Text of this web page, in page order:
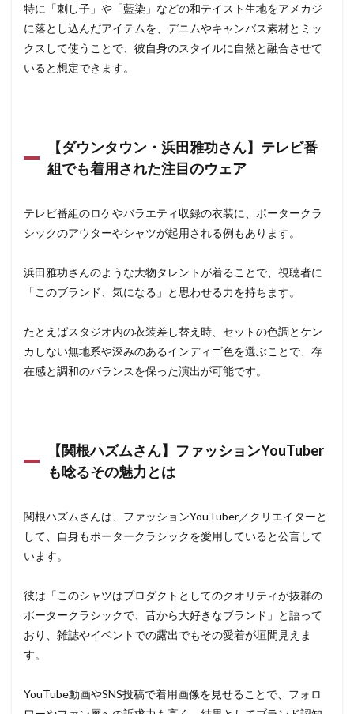
特に「刺し子」や「藍染」などの和テイスト生地をアメカジ
に落とし込んだアイテムを、デニムやキャンバス素材とミッ
クスして使うことで、彼自身のスタイルに自然と融合させて
いると想定できます。
【ダウンタウン・浜田雅功さん】テレビ番
組でも着用された注目のウェア
テレビ番組のロケやバラエティ収録の衣装に、ポータークラ
シックのアウターやシャツが起用される例もあります。
浜田雅功さんのような大物タレントが着ることで、視聴者に
「このブランド、気になる」と思わせる力を持ちます。
たとえばスタジオ内の衣装差し替え時、セットの色調とケン
カしない無地系や深みのあるインディゴ色を選ぶことで、存
在感と調和のバランスを保った演出が可能です。
【関根ハズムさん】ファッションYouTuber
も唸るその魅力とは
関根ハズムさんは、ファッションYouTuber／クリエイターと
して、自身もポータークラシックを愛用していると公言して
います。
彼は「このシャツはプロダクトとしてのクオリティが抜群の
ポータークラシックで、昔から大好きなブランド」と語って
おり、雑誌やイベントでの露出でもその愛着が垣間見えま
す。
YouTube動画やSNS投稿で着用画像を見せることで、フォロ